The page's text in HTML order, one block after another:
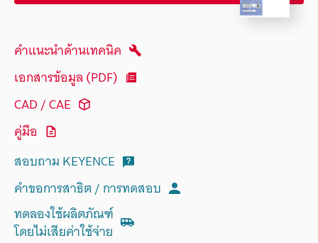
คำแนะนำด้านเทคนิค
เอกสารข้อมูล (PDF)
CAD / CAE
คู่มือ
สอบถาม KEYENCE
คำขอการสาธิต / การทดสอบ
ทดลองใช้ผลิตภัณฑ์
โดยไม่เสียค่าใช้จ่าย